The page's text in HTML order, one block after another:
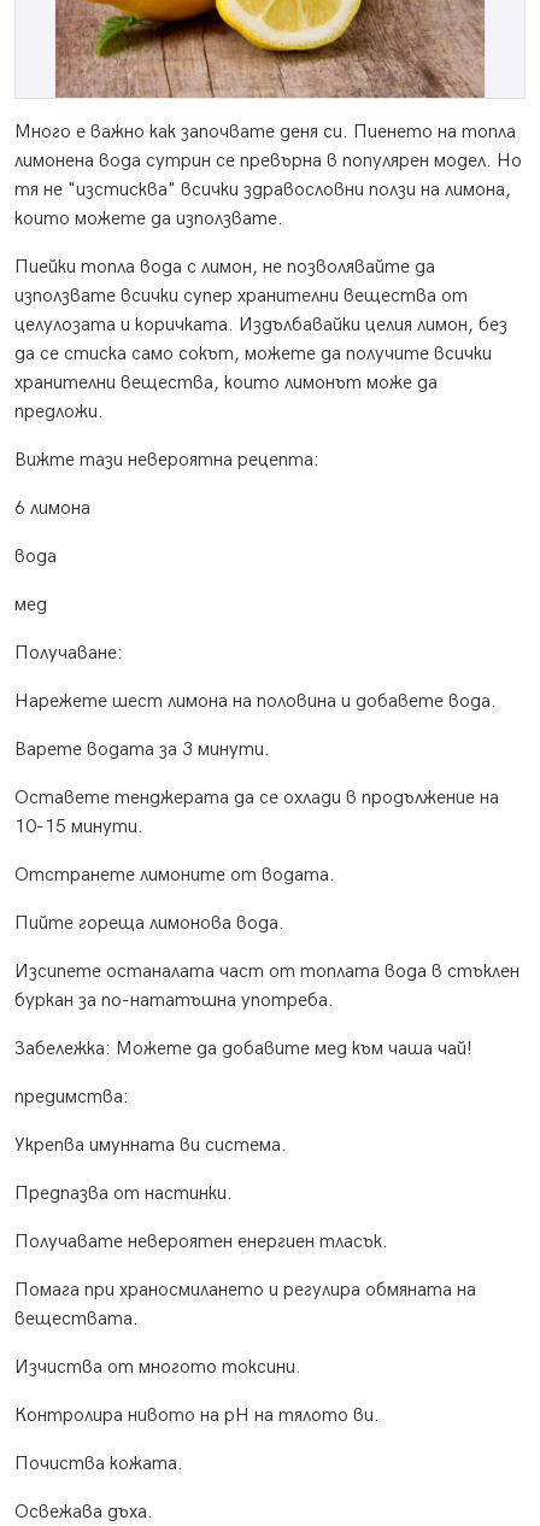
Много е важно как започвате деня си. Пиенето на топла
лимонена вода сутрин се превърна в популярен модел. Но
тя не "изстисква" всички здравословни ползи на лимона,
които можете да използвате.
Пиейки топла вода с лимон, не позволявайте да
използвате всички супер хранителни вещества от
целулозата и коричката. Издълбавайки целия лимон, без
да се стиска само сокът, можете да получите всички
хранителни вещества, които лимонът може да
предложи.
Вижте тази невероятна рецепта:
6 лимона
вода
мед
Получаване:
Нарежете шест лимона на половина и добавете вода.
Варете водата за 3 минути.
Оставете тенджерата да се охлади в продължение на
10-15 минути.
Отстранете лимоните от водата.
Пийте гореща лимонова вода.
Изсипете останалата част от топлата вода в стъклен
буркан за по-нататъшна употреба.
Забележка: Можете да добавите мед към чаша чай!
предимства:
Укрепва имунната ви система.
Предпазва от настинки.
Получавате невероятен енергиен тласък.
Помага при храносмилането и регулира обмяната на
веществата.
Изчиства от многото токсини.
Контролира нивото на pH на тялото ви.
Почиства кожата.
Освежава дъха.